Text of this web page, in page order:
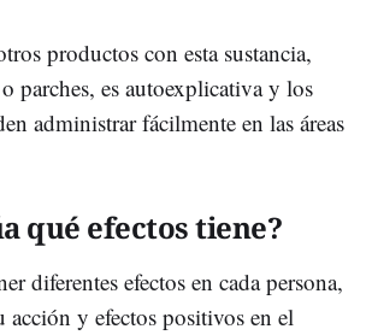
productos con esta sustancia,
parches, es autoexplicativa y los
administrar fácilmente en las áreas
qué efectos tiene?
diferentes efectos en cada persona,
acción y efectos positivos en el